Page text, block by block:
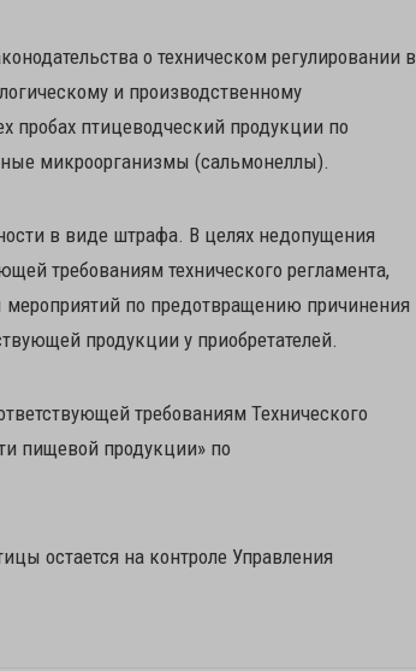
о техническом регулировании в
и производственному
птицеводческий продукции по
микроорганизмы (сальмонеллы).
в виде штрафа. В целях недопущения
требованиям технического регламента,
по предотвращению причинения
продукции у приобретателей.
требованиям Технического
пищевой продукции» по
остается на контроле Управления